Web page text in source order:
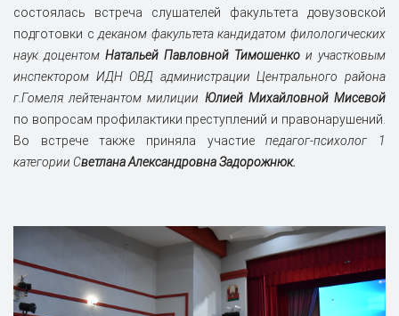
состоялась встреча слушателей факультета довузовской
подготовки сдеканом факультета кандидатом филологических
наук доцентом Натальей Павловной Тимошенко и участковым
инспектором ИДН ОВД администрации Центрального района
г.Гомеля лейтенантом милиции Юлией Михайловной Мисевой
по вопросам профилактики преступлений и правонарушений.
Во встрече также приняла участиепедагог-психолог 1
категории Светлана Александровна Задорожнюк.